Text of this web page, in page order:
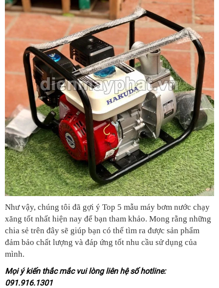
Như vậy, chúng tôi đã gợi ý Top 5 mẫu máy bơm nước chạy
xăng tốt nhất hiện nay để bạn tham khảo. Mong rằng những
chia sẻ trên đây sẽ giúp bạn có thể tìm ra được sản phẩm
đảm bảo chất lượng và đáp ứng tốt nhu cầu sử dụng của
mình.
Mọi ý kiến thắc mắc vui lòng liên hệ số hotline:
091.916.1301